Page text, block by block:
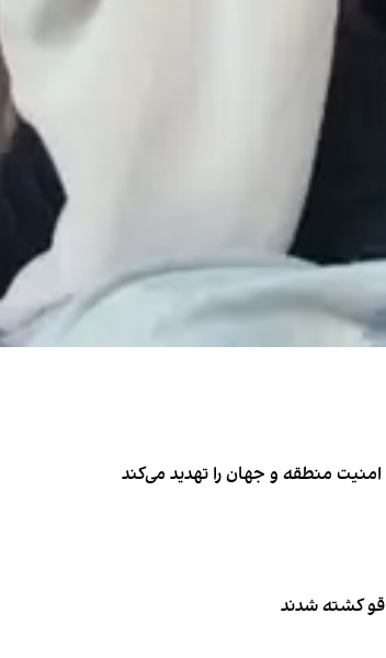
منطقه و جهان را تهدید می‌کند
کشته شدند